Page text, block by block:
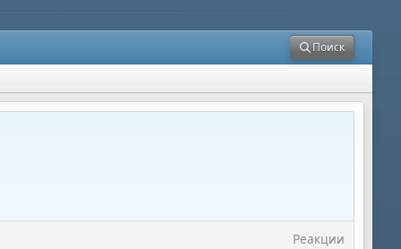
Поиск
Реакции